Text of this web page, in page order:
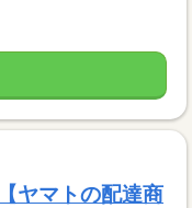
ヤマトの配達商